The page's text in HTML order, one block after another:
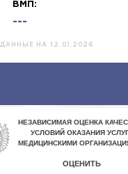
ВМП:
---
ДАННЫЕ НА 12.01.2026